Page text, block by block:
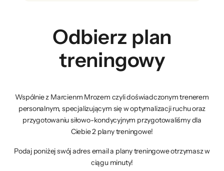
Odbierz plan
treningowy
Wspólnie z Marcienm Mrozem czyli doświadczonym trenerem
personalnym, specjalizującym się w optymalizacji ruchu oraz
przygotowaniu siłowo-kondycyjnym przygotowaliśmy dla
Ciebie 2 plany treningowe!
Podaj poniżej swój adres email a plany treningowe otrzymasz w
ciągu minuty!